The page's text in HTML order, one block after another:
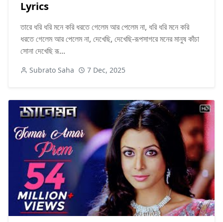
Lyrics
তারে ধরি ধরি মনে করি ধরতে গেলেম আর পেলেম না, ধরি ধরি মনে করি
ধরতে গেলেম আর পেলেম না, দেখেছি, দেখেছি-রূপসাগরে মনের মানুষ কাঁচা
সোনা দেখেছি রূ...
Subrato Saha 7 Dec, 2025